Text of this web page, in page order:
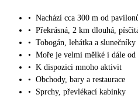
• Nachází cca 300 m od
• Překrásná, 2 km dlouhá,
• Tobogán, lehátka a slunečníky
• Moře je velmi mělké i dále
• K dispozici mnoho aktivit
• Obchody, bary a restaurace
•
Sprchy, převlékací kabinky